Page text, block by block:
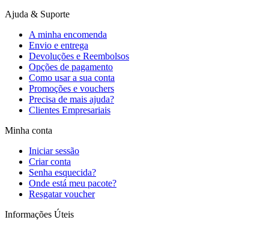
Ajuda & Suporte
A minha encomenda
Envio e entrega
Devoluções e Reembolsos
Opções de pagamento
Como usar a sua conta
Promoções e vouchers
Precisa de mais ajuda?
Clientes Empresariais
Minha conta
Iniciar sessão
Criar conta
Senha esquecida?
Onde está meu pacote?
Resgatar voucher
Informações Úteis